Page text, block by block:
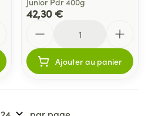
42,30 €
Ajouter au panier